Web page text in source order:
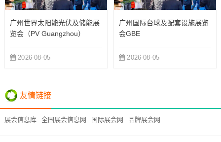
广州世界太阳能光伏及储能展
览会（PV Guangzhou）
2026-08-05
广州国际台球及配套设施展览
会GBE
2026-08-05
友情链接
展会信息库 全国展会信息网 国际展会网 品牌展会网